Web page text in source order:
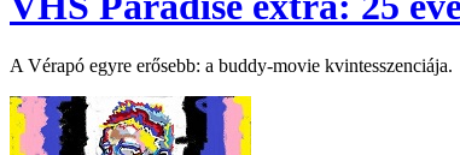
A Vérapó egyre erősebb: a buddy-movie kvintesszenciája.